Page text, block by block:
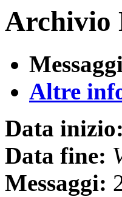
Archivio
Altre
Data inizio:
Data fine:
Messaggi: